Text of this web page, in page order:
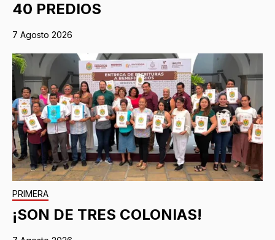
40 PREDIOS
7 Agosto 2026
PRIMERA
¡SON DE TRES COLONIAS!